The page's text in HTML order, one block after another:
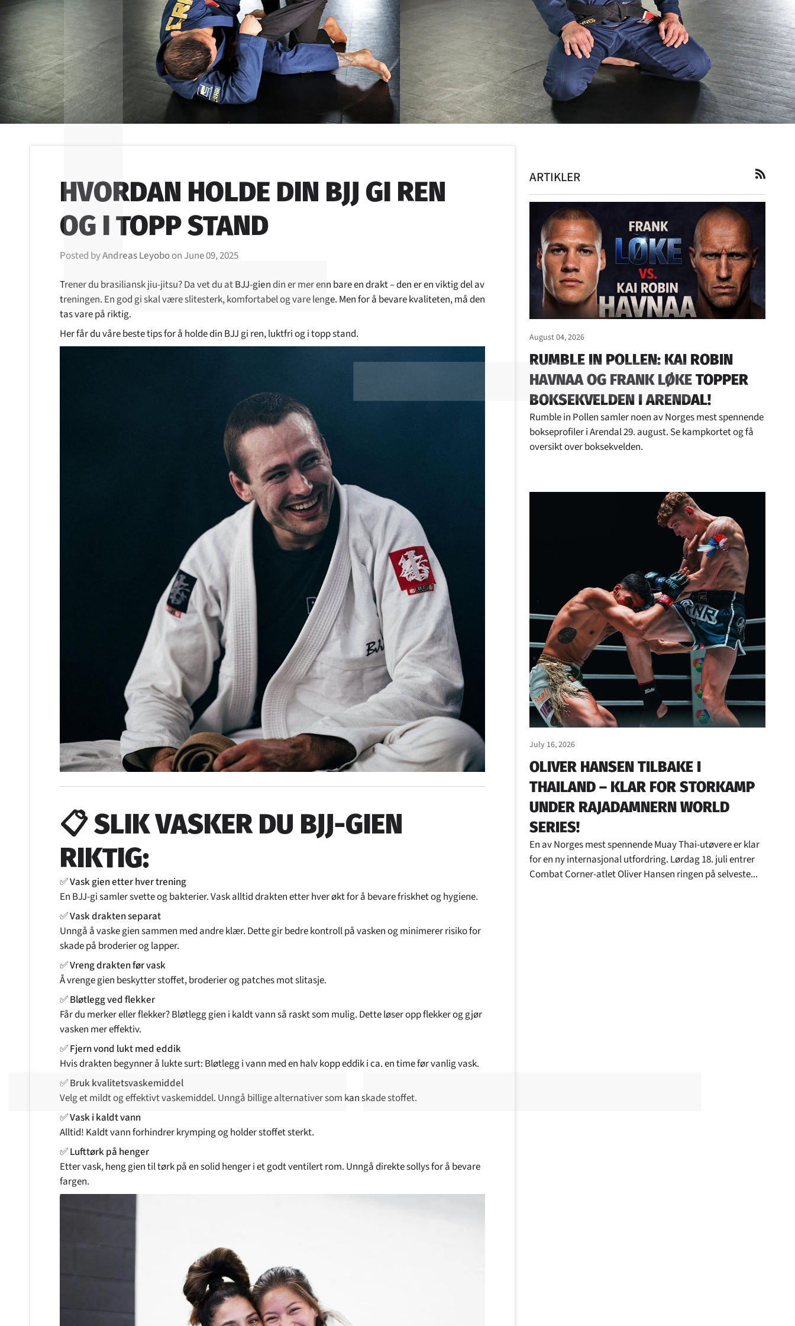
__
HVORDAN HOLDE DIN BJJ GI REN
OG I TOPP STAND
Posted byAndreas LeyoboonJune 09, 2025
Trener du brasiliansk jiu-jitsu? Da vet du atBJJ-giendin er mer enn bare en drakt – den er en viktig del av
treningen. En god gi skal være slitesterk, komfortabel og vare lenge. Men for å bevare kvaliteten, må den
tas vare på riktig.
Her får du våre beste tips for å holde din BJJ gi ren, luktfri og i topp stand.
📋 SLIK VASKER DU BJJ-GIEN
RIKTIG:
✅Vask gien etter hver trening
En BJJ-gi samler svette og bakterier. Vask alltid drakten etter hver økt for å bevare friskhet og hygiene.
✅Vask drakten separat
Unngå å vaske gien sammen med andre klær. Dette gir bedre kontroll på vasken og minimerer risiko for
skade på broderier og lapper.
✅Vreng drakten før vask
Å vrenge gien beskytter stoffet, broderier og patches mot slitasje.
✅Bløtlegg ved flekker
Får du merker eller flekker? Bløtlegg gien i kaldt vann så raskt som mulig. Dette løser opp flekker og gjør
vasken mer effektiv.
✅Fjern vond lukt med eddik
Hvis drakten begynner å lukte surt: Bløtlegg i vann med en halv kopp eddik i ca. en time før vanlig vask.
✅Bruk kvalitetsvaskemiddel
Velg et mildt og effektivt vaskemiddel. Unngå billige alternativer som kan skade stoffet.
✅Vask i kaldt vann
Alltid! Kaldt vann forhindrer krymping og holder stoffet sterkt.
✅Lufttørk på henger
Etter vask, heng gien til tørk på en solid henger i et godt ventilert rom. Unngå direkte sollys for å bevare
fargen.
ARTIKLER
August 04, 2026
RUMBLE IN POLLEN: KAI ROBIN
HAVNAA OG FRANK LØKE TOPPER
BOKSEKVELDEN I ARENDAL!
Rumble in Pollen samler noen av Norges mest spennende
bokseprofiler i Arendal 29. august. Se kampkortet og få
oversikt over boksekvelden.
July 16, 2026
OLIVER HANSEN TILBAKE I
THAILAND – KLAR FOR STORKAMP
UNDER RAJADAMNERN WORLD
SERIES!
En av Norges mest spennende Muay Thai-utøvere er klar
for en ny internasjonal utfordring. Lørdag 18. juli entrer
Combat Corner-atlet Oliver Hansen ringen på selveste...